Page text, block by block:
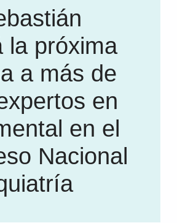
la próxima
a más de
en
en el
Nacional